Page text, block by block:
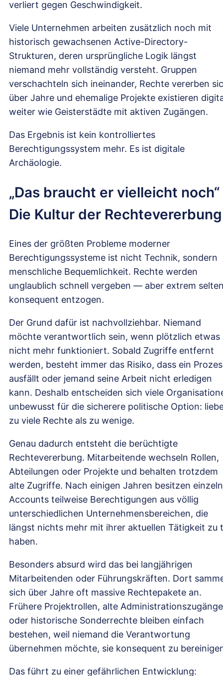
verliert gegen Geschwindigkeit.
Viele Unternehmen arbeiten zusätzlich noch mit
historisch gewachsenen Active-Directory-
Strukturen, deren ursprüngliche Logik längst
niemand mehr vollständig versteht. Gruppen
verschachteln sich ineinander, Rechte vererben
über Jahre und ehemalige Projekte existieren
weiter wie Geisterstädte mit aktiven Zugängen.
Das Ergebnis ist kein kontrolliertes
Berechtigungssystem mehr. Es ist digitale
Archäologie.
„Das braucht er vielleicht noch“
Die Kultur der Rechtevererbung
Eines der größten Probleme moderner
Berechtigungssysteme ist nicht Technik, sondern
menschliche Bequemlichkeit. Rechte werden
unglaublich schnell vergeben — aber extrem
konsequent entzogen.
Der Grund dafür ist nachvollziehbar. Niemand
möchte verantwortlich sein, wenn plötzlich etwas
nicht mehr funktioniert. Sobald Zugriffe entfernt
werden, besteht immer das Risiko, dass ein
ausfällt oder jemand seine Arbeit nicht erledigen
kann. Deshalb entscheiden sich viele
unbewusst für die sicherere politische Option:
zu viele Rechte als zu wenige.
Genau dadurch entsteht die berüchtigte
Rechtevererbung. Mitarbeitende wechseln Rollen,
Abteilungen oder Projekte und behalten trotzdem
alte Zugriffe. Nach einigen Jahren besitzen
Accounts teilweise Berechtigungen aus völlig
unterschiedlichen Unternehmensbereichen, die
längst nichts mehr mit ihrer aktuellen Tätigkeit zu
haben.
Besonders absurd wird das bei langjährigen
Mitarbeitenden oder Führungskräften. Dort
sich über Jahre oft massive Rechtepakete an.
Frühere Projektrollen, alte Administrationszugänge
oder historische Sonderrechte bleiben einfach
bestehen, weil niemand die Verantwortung
übernehmen möchte, sie konsequent zu
Das führt zu einer gefährlichen Entwicklung: